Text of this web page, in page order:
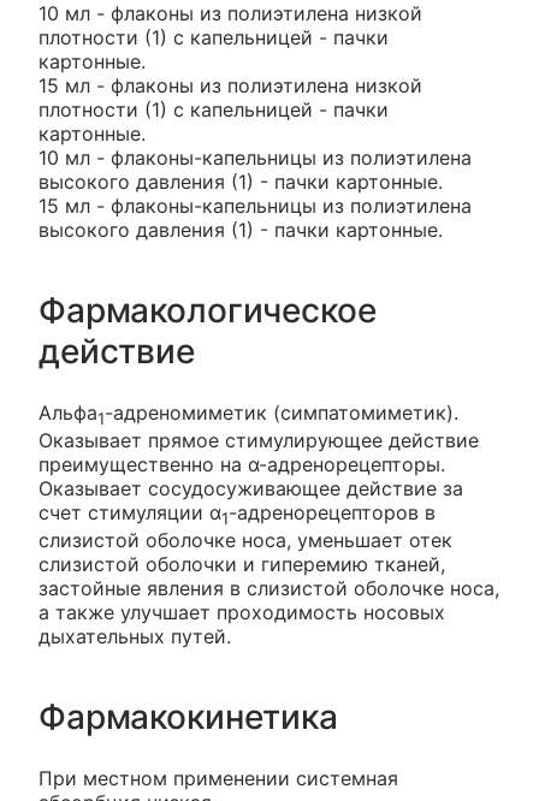
10 мл - флаконы из полиэтилена низкой
плотности (1) с капельницей - пачки
картонные.
15 мл - флаконы из полиэтилена низкой
плотности (1) с капельницей - пачки
картонные.
10 мл - флаконы-капельницы из полиэтилена
высокого давления (1) - пачки картонные.
15 мл - флаконы-капельницы из полиэтилена
высокого давления (1) - пачки картонные.
Фармакологическое
действие
Альфа1-адреномиметик (симпатомиметик).
Оказывает прямое стимулирующее действие
преимущественно на α-адренорецепторы.
Оказывает сосудосуживающее действие за
счет стимуляции α1-адренорецепторов в
слизистой оболочке носа, уменьшает отек
слизистой оболочки и гиперемию тканей,
застойные явления в слизистой оболочке носа,
а также улучшает проходимость носовых
дыхательных путей.
Фармакокинетика
При местном применении системная